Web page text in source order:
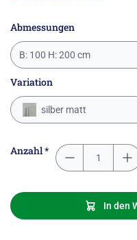
Abmessungen
B: 100 H: 200 cm
Variation
silber matt
Anzahl *
In den